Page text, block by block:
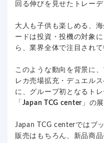
回る伸びを見せたトレーデ
大人も子供も楽しめる、
ードは投資・投機の対象
ら、業界全体で注目されて
このような動向を背景に
レカ売場拡充・デュエル
に、グループ初となるト
「 Japan TCG center」の
Japan TCG centerではブ
販売はもちろん、新品商